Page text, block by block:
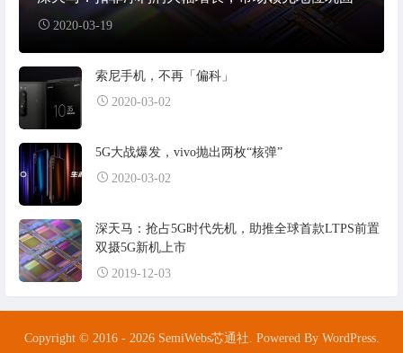
2020-03-19
索尼手机，不再「偏科」
2020-03-02
5G大战爆发，vivo抛出两枚“核弹”
2020-03-02
深天马：抢占5G时代先机，助推全球首款LTPS前置
双摄5G新机上市
2019-12-03
Copyright © 2016 - 2026 SemiWebs芯通社. Powered By WordPress.